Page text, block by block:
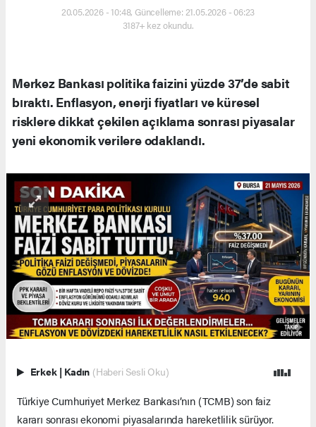
20.05.2026 - 10:48, Güncelleme: 21.05.2026 - 06:23
3187+ kez okundu.
Merkez Bankası politika faizini yüzde 37’de sabit
bıraktı. Enflasyon, enerji fiyatları ve küresel
risklere dikkat çekilen açıklama sonrası piyasalar
yeni ekonomik verilere odaklandı.
Erkek | Kadın (Haberi Sesli Oku)
Türkiye Cumhuriyet Merkez Bankası’nın (TCMB) son faiz
kararı sonrası ekonomi piyasalarında hareketlilik sürüyor.